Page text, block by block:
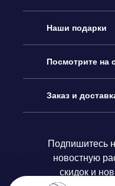
Обслуживание
Как с нами
Блог
Отзывы
Наши подарки
Онлайн подарок
Подарочный
Подарочная
Посмотрите на
Звездный реестр
Заказ и
Платежная
новостную
скидок и